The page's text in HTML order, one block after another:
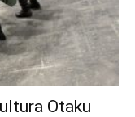
Otaku